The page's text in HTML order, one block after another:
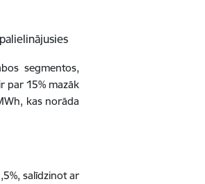
segmentos,
par 15% mazāk
kas norāda
salīdzinot ar